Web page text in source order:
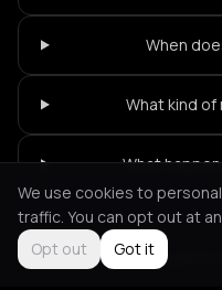
When
What kind of
What
Not feeling it? All events
We use cookies to
traffic. You can opt out at
Opt out
Got it